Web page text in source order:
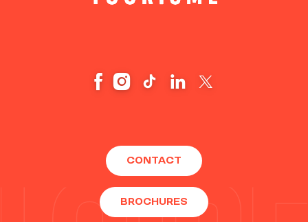
CONTACT
BROCHURES